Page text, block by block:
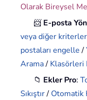
Olarak Bireysel
📨 E-posta
veya diğer
postaları engelle/
Arama/ Klasörleri
📁 Ekler Pro:
Sıkıştır/ Otomatik